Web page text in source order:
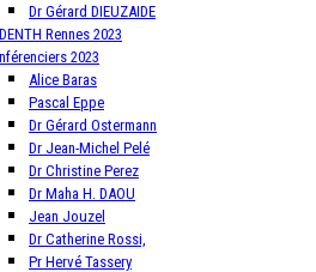
Dr Gérard DIEUZAIDE
Rennes 2023
2023
Alice Baras
Pascal Eppe
Dr Gérard Ostermann
Dr Jean-Michel Pelé
Dr Christine Perez
Dr Maha H. DAOU
Jean Jouzel
Dr Catherine Rossi,
Pr Hervé Tassery